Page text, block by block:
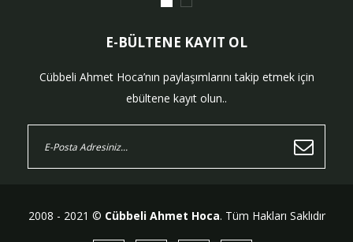
E-BÜLTENE KAYIT OL
Cübbeli Ahmet Hoca’nın paylaşımlarını takip etmek için
ebültene kayıt olun..
2008 - 2021 © Cübbeli Ahmet Hoca. Tüm Hakları Saklıdır